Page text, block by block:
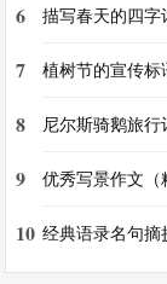
近，而到中午
另一个小孩
午时离人近.
有一个小孩
盖，到了中午
的道理吗?”
6 描写春天的四字
7 植树节的宣传标
8 尼尔斯骑鹅旅行
9 优秀写景作文（
10 经典语录名句摘